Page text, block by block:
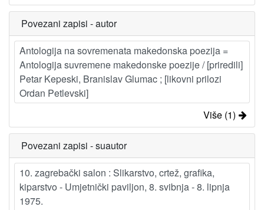
Povezani zapisi - autor
Antologija na sovremenata makedonska poezija =
Antologija suvremene makedonske poezije / [priredili]
Petar Kepeski, Branislav Glumac ; [likovni prilozi
Ordan Petlevski]
Više (1)
Povezani zapisi - suautor
10. zagrebački salon : Slikarstvo, crtež, grafika,
kiparstvo - Umjetnički paviljon, 8. svibnja - 8. lipnja
1975.